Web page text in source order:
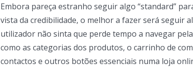
Embora pareça estranho seguir algo “standard”
vista da credibilidade, o melhor a fazer será seguir
utilizador não sinta que perde tempo a navegar
como as categorias dos produtos, o carrinho de
contactos e outros botões essenciais numa loja